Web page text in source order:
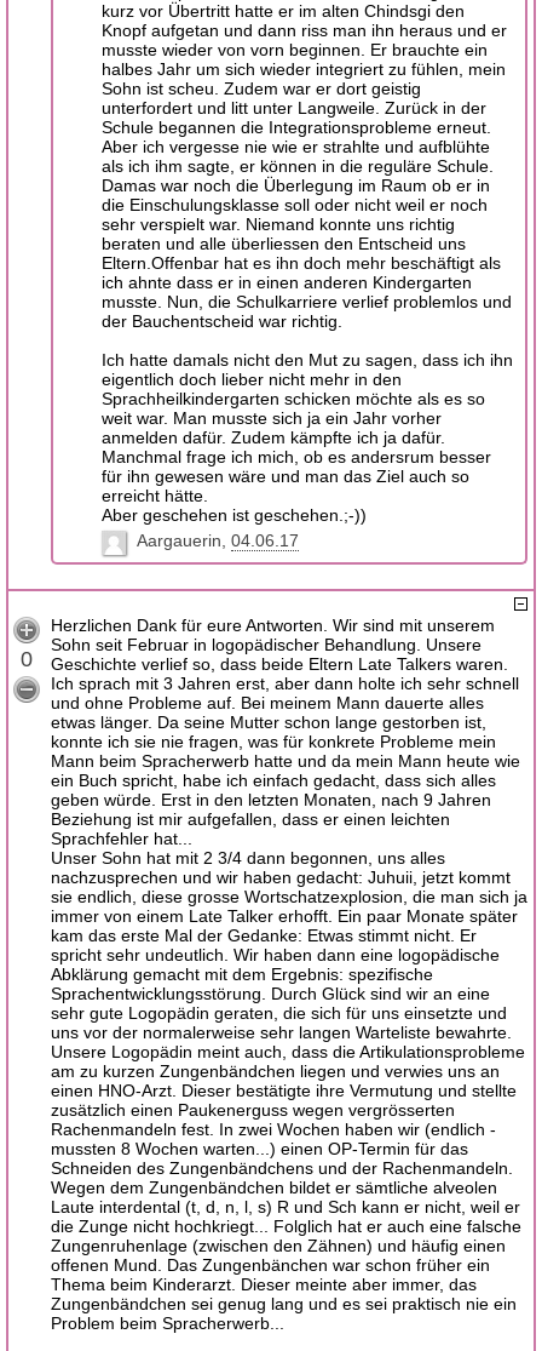
kurz vor Übertritt hatte er im alten Chindsgi den
Knopf aufgetan und dann riss man ihn heraus und er
musste wieder von vorn beginnen. Er brauchte ein
halbes Jahr um sich wieder integriert zu fühlen, mein
Sohn ist scheu. Zudem war er dort geistig
unterfordert und litt unter Langweile. Zurück in der
Schule begannen die Integrationsprobleme erneut.
Aber ich vergesse nie wie er strahlte und aufblühte
als ich ihm sagte, er können in die reguläre Schule.
Damas war noch die Überlegung im Raum ob er in
die Einschulungsklasse soll oder nicht weil er noch
sehr verspielt war. Niemand konnte uns richtig
beraten und alle überliessen den Entscheid uns
Eltern.Offenbar hat es ihn doch mehr beschäftigt als
ich ahnte dass er in einen anderen Kindergarten
musste. Nun, die Schulkarriere verlief problemlos und
der Bauchentscheid war richtig.
Ich hatte damals nicht den Mut zu sagen, dass ich ihn
eigentlich doch lieber nicht mehr in den
Sprachheilkindergarten schicken möchte als es so
weit war. Man musste sich ja ein Jahr vorher
anmelden dafür. Zudem kämpfte ich ja dafür.
Manchmal frage ich mich, ob es andersrum besser
für ihn gewesen wäre und man das Ziel auch so
erreicht hätte.
Aber geschehen ist geschehen.;-))
Aargauerin 04.06.17
0
Herzlichen Dank für eure Antworten. Wir sind mit unserem
Sohn seit Februar in logopädischer Behandlung. Unsere
Geschichte verlief so, dass beide Eltern Late Talkers waren.
Ich sprach mit 3 Jahren erst, aber dann holte ich sehr schnell
und ohne Probleme auf. Bei meinem Mann dauerte alles
etwas länger. Da seine Mutter schon lange gestorben ist,
konnte ich sie nie fragen, was für konkrete Probleme mein
Mann beim Spracherwerb hatte und da mein Mann heute wie
ein Buch spricht, habe ich einfach gedacht, dass sich alles
geben würde. Erst in den letzten Monaten, nach 9 Jahren
Beziehung ist mir aufgefallen, dass er einen leichten
Sprachfehler hat...
Unser Sohn hat mit 2 3/4 dann begonnen, uns alles
nachzusprechen und wir haben gedacht: Juhuii, jetzt kommt
sie endlich, diese grosse Wortschatzexplosion, die man sich ja
immer von einem Late Talker erhofft. Ein paar Monate später
kam das erste Mal der Gedanke: Etwas stimmt nicht. Er
spricht sehr undeutlich. Wir haben dann eine logopädische
Abklärung gemacht mit dem Ergebnis: spezifische
Sprachentwicklungsstörung. Durch Glück sind wir an eine
sehr gute Logopädin geraten, die sich für uns einsetzte und
uns vor der normalerweise sehr langen Warteliste bewahrte.
Unsere Logopädin meint auch, dass die Artikulationsprobleme
am zu kurzen Zungenbändchen liegen und verwies uns an
einen HNO-Arzt. Dieser bestätigte ihre Vermutung und stellte
zusätzlich einen Paukenerguss wegen vergrösserten
Rachenmandeln fest. In zwei Wochen haben wir (endlich -
mussten 8 Wochen warten...) einen OP-Termin für das
Schneiden des Zungenbändchens und der Rachenmandeln.
Wegen dem Zungenbändchen bildet er sämtliche alveolen
Laute interdental (t, d, n, l, s) R und Sch kann er nicht, weil er
die Zunge nicht hochkriegt... Folglich hat er auch eine falsche
Zungenruhenlage (zwischen den Zähnen) und häufig einen
offenen Mund. Das Zungenbänchen war schon früher ein
Thema beim Kinderarzt. Dieser meinte aber immer, das
Zungenbändchen sei genug lang und es sei praktisch nie ein
Problem beim Spracherwerb...